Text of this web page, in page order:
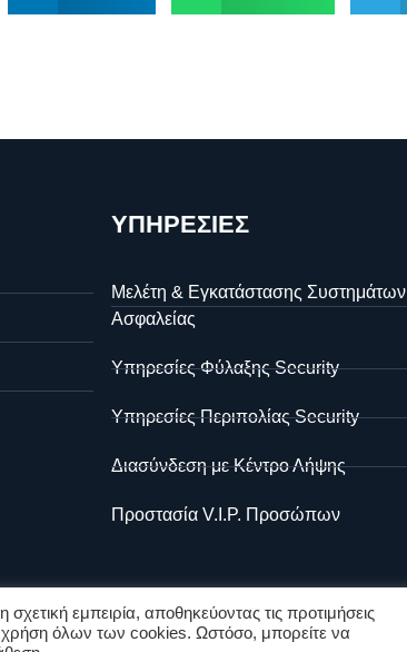
ΥΠΗΡΕΣΙΕΣ
Μελέτη & Εγκατάστασης Συστημάτων
Ασφαλείας
Υπηρεσίες Φύλαξης Security
Υπηρεσίες Περιπολίας Security
Διασύνδεση με Κέντρο Λήψης
Προστασία V.I.P. Προσώπων
εμπειρία, αποθηκεύοντας τις προτιμήσεις
χρήση όλων των cookies. Ωστόσο, μπορείτε να